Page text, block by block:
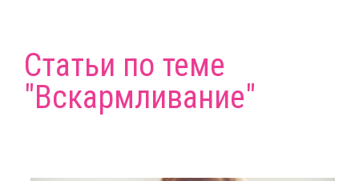
Статьи по теме
"Вскармливание"